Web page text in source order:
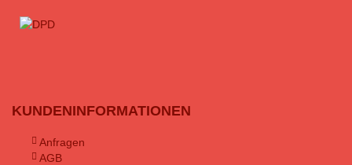
KUNDENINFORMATIONEN
Anfragen
AGB